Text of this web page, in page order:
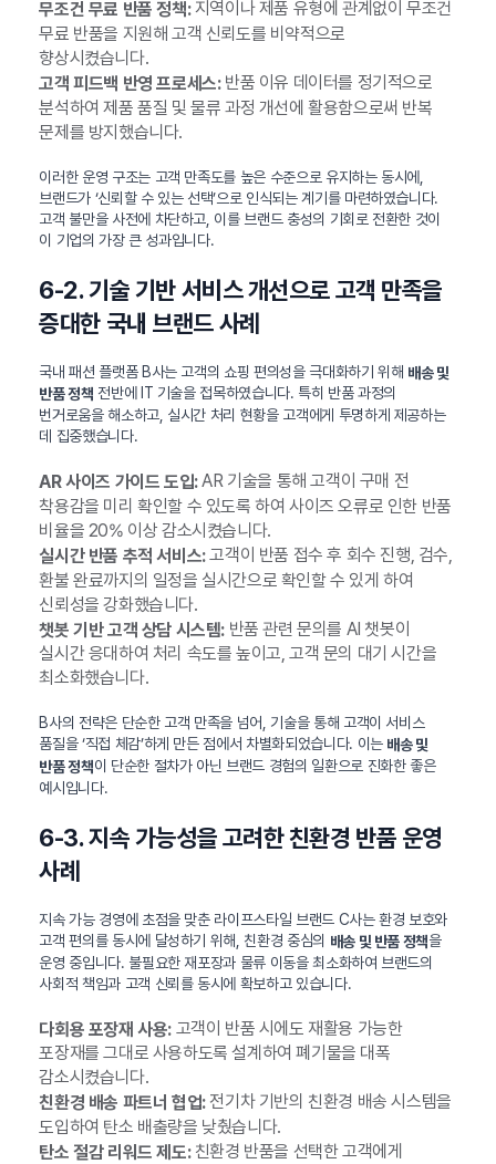
무조건 무료 반품 정책:지역이나 제품 유형에 관계없이 무조건
무료 반품을 지원해 고객 신뢰도를 비약적으로
향상시켰습니다.
고객 피드백 반영 프로세스:반품 이유 데이터를 정기적으로
분석하여 제품 품질 및 물류 과정 개선에 활용함으로써 반복
문제를 방지했습니다.
이러한 운영 구조는 고객 만족도를 높은 수준으로 유지하는 동시에,
브랜드가 ‘신뢰할 수 있는 선택’으로 인식되는 계기를 마련하였습니다.
고객 불만을 사전에 차단하고, 이를 브랜드 충성의 기회로 전환한 것이
이 기업의 가장 큰 성과입니다.
6-2. 기술 기반 서비스 개선으로 고객 만족을
증대한 국내 브랜드 사례
국내 패션 플랫폼 B사는 고객의 쇼핑 편의성을 극대화하기 위해 배송 및
반품 정책 전반에 IT 기술을 접목하였습니다. 특히 반품 과정의
번거로움을 해소하고, 실시간 처리 현황을 고객에게 투명하게 제공하는
데 집중했습니다.
AR 사이즈 가이드 도입:AR 기술을 통해 고객이 구매 전
착용감을 미리 확인할 수 있도록 하여 사이즈 오류로 인한 반품
비율을 20% 이상 감소시켰습니다.
실시간 반품 추적 서비스:고객이 반품 접수 후 회수 진행, 검수,
환불 완료까지의 일정을 실시간으로 확인할 수 있게 하여
신뢰성을 강화했습니다.
챗봇 기반 고객 상담 시스템:반품 관련 문의를 AI 챗봇이
실시간 응대하여 처리 속도를 높이고, 고객 문의 대기 시간을
최소화했습니다.
B사의 전략은 단순한 고객 만족을 넘어, 기술을 통해 고객이 서비스
품질을 ‘직접 체감’하게 만든 점에서 차별화되었습니다. 이는 배송 및
반품 정책이 단순한 절차가 아닌 브랜드 경험의 일환으로 진화한 좋은
예시입니다.
6-3. 지속 가능성을 고려한 친환경 반품 운영
사례
지속 가능 경영에 초점을 맞춘 라이프스타일 브랜드 C사는 환경 보호와
고객 편의를 동시에 달성하기 위해, 친환경 중심의 배송 및 반품 정책을
운영 중입니다. 불필요한 재포장과 물류 이동을 최소화하여 브랜드의
사회적 책임과 고객 신뢰를 동시에 확보하고 있습니다.
다회용 포장재 사용:고객이 반품 시에도 재활용 가능한
포장재를 그대로 사용하도록 설계하여 폐기물을 대폭
감소시켰습니다.
친환경 배송 파트너 협업:전기차 기반의 친환경 배송 시스템을
도입하여 탄소 배출량을 낮췄습니다.
탄소 절감 리워드 제도:친환경 반품을 선택한 고객에게